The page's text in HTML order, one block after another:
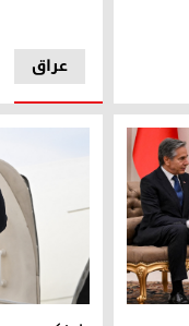
عراق
آنتونی بلینکن، وزیر
آنتونی